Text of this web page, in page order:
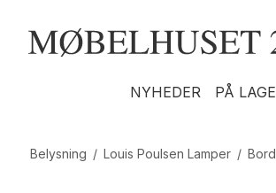
NYHEDER PÅ
Belysning / Louis Poulsen Lamper /